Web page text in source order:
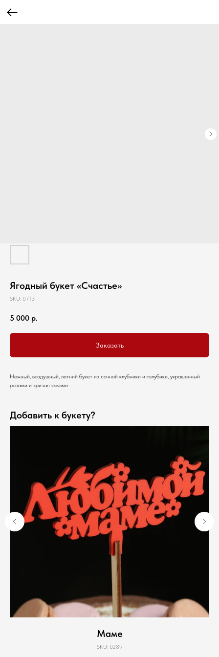
Ягодный букет «Счастье»
SKU: 0713
5 000 р.
Заказать
Нежный, воздушный, летний букет из сочной клубники и голубики, украшенный
розами и хризантемами
Добавить к букету?
Маме
SKU: 0289